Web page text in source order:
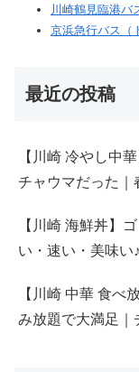
川崎鶴見臨港バ
京浜急行バス（
最近の投稿
【川崎 冷やし中
チャウマだった｜
【川崎 海鮮丼】
い・速い・美味い
【川崎 中華 食べ
み放題で大満足｜